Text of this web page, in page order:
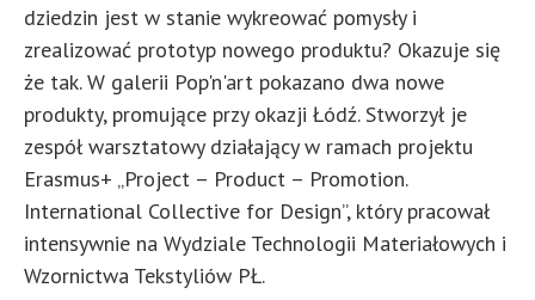
dziedzin jest w stanie wykreować pomysły i
zrealizować prototyp nowego produktu? Okazuje się
że tak. W galerii Pop'n'art pokazano dwa nowe
produkty, promujące przy okazji Łódź. Stworzył je
zespół warsztatowy działający w ramach projektu
Erasmus+ „Project – Product – Promotion.
International Collective for Design”, który pracował
intensywnie na Wydziale Technologii Materiałowych i
Wzornictwa Tekstyliów PŁ.